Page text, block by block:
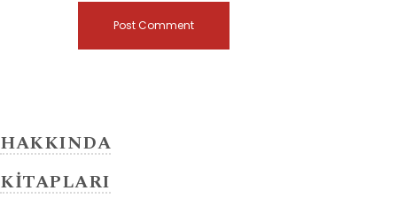
HAKKINDA
KİTAPLARI